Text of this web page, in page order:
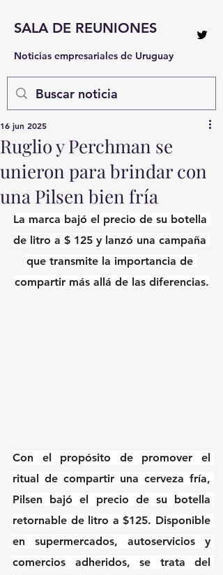
SALA DE REUNIONES
Noticias empresariales de Uruguay
Ruglio y Perchman se
unieron para brindar con
una Pilsen bien fría
16 jun 2025
La marca bajó el precio de su botella
de litro a $ 125 y lanzó una campaña
que transmite la importancia de
compartir más allá de las diferencias.
Con el propósito de promover el
ritual de compartir una cerveza fría,
Pilsen bajó el precio de su botella
retornable de litro a $125. Disponible
en supermercados, autoservicios y
comercios adheridos, se trata del